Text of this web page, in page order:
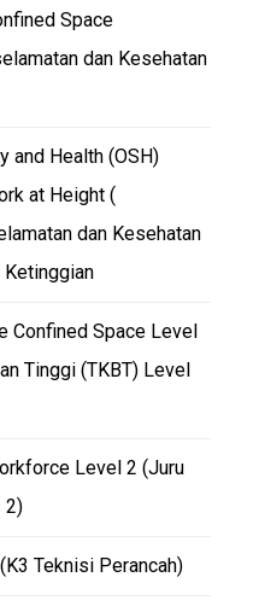
Space
dan Kesehatan
and Health (OSH)
at Height (
dan Kesehatan
Ketinggian
Confined Space Level
Tinggi (TKBT) Level
Level 2 (Juru
2)
Teknisi Perancah)